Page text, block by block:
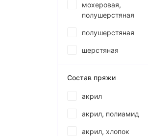
мохеровая,
полушерстяная
полушерстяная
шерстяная
Состав пряжи
акрил
акрил, полиамид
акрил, хлопок